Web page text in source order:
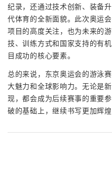
纪录，还通过技术创新、装备
代体育的全新面貌。此次奥运
项目的高度关注，也为未来的
技、训练方式和国家支持的有
目成功的核心要素。
总的来说，东京奥运会的游泳
大魅力和全球影响力。无论是
现，都会成为后续赛事的重要
破的基础上，继续书写更加辉煌